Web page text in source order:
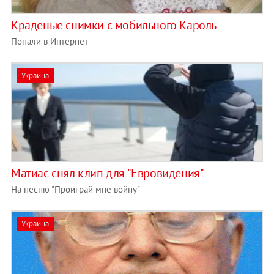
Краденые снимки с мобильного Кароль
Попали в Интернет
Украина
Матиас снял клип для "Евровидения"
На песню "Проиграй мне войну"
Украина